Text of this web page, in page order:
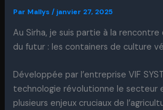
Par Mallys/ janvier 27, 2025
Au Sirha, je suis partie à la
du futur : les containers de culture
Développée par l’entreprise VIF
technologie révolutionne le secteur
plusieurs enjeux cruciaux de